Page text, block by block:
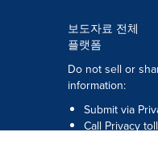
보도자료 전체
플랫폼
Do not sell or
information:
Submit via
Call Privacy